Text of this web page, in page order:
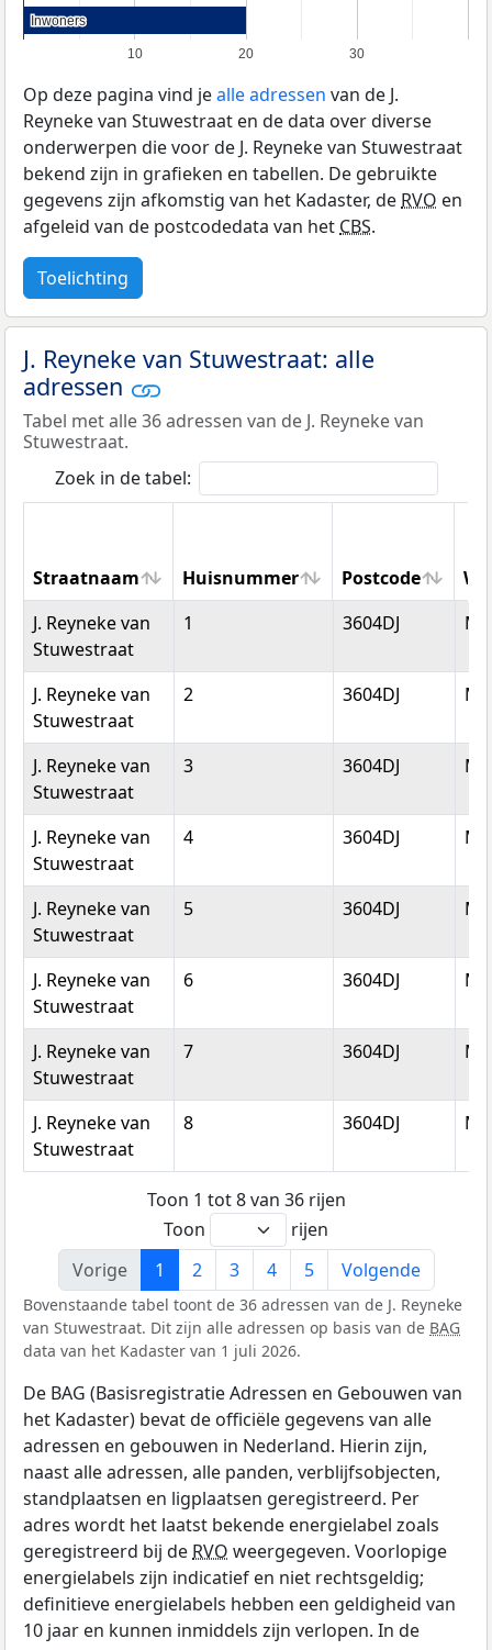
10 20 30
Inwoners
Inwoners
Op deze pagina vind jealle adressen van de J.
Reyneke van Stuwestraat en de data over diverse
onderwerpen die voor de J. Reyneke van Stuwestraat
bekend zijn in grafieken en tabellen. De gebruikte
gegevens zijn afkomstig van het Kadaster, deRVO en
afgeleid van de postcodedata van hetCBS.
Toelichting
J. Reyneke van Stuwestraat: alle
adressen
Tabel met alle 36 adressen van de J. Reyneke van
Stuwestraat.
Zoek in de tabel:
Straatnaam Huisnummer Postcode
Straatnaam
Huisnummer Postcode
J. Reyneke van
Stuwestraat
1 3604DJ
J. Reyneke van
Stuwestraat
2 3604DJ
J. Reyneke van
Stuwestraat
3 3604DJ
J. Reyneke van
Stuwestraat
4 3604DJ
J. Reyneke van
Stuwestraat
5 3604DJ
J. Reyneke van
Stuwestraat
6 3604DJ
J. Reyneke van
Stuwestraat
7 3604DJ
J. Reyneke van
Stuwestraat
8 3604DJ
Toon 1 tot 8 van 36 rijen
Toon
rijen
Vorige
1 2 3 4 5 Volgende
Bovenstaande tabel toont de 36 adressen van de J. Reyneke
van Stuwestraat. Dit zijn alle adressen op basis van de BAG
data van het Kadaster van 1 juli 2026.
De BAG (Basisregistratie Adressen en Gebouwen van
het Kadaster) bevat de officiële gegevens van alle
adressen en gebouwen in Nederland. Hierin zijn,
naast alle adressen, alle panden, verblijfsobjecten,
standplaatsen en ligplaatsen geregistreerd. Per
adres wordt het laatst bekende energielabel zoals
geregistreerd bij de RVO weergegeven. Voorlopige
energielabels zijn indicatief en niet rechtsgeldig;
definitieve energielabels hebben een geldigheid van
10 jaar en kunnen inmiddels zijn verlopen. In de